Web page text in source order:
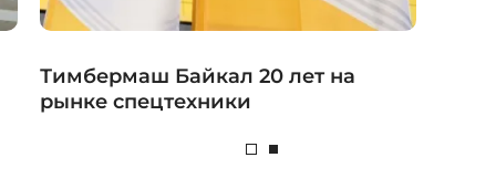
Тимбермаш Байкал 20 лет на
рынке спецтехники